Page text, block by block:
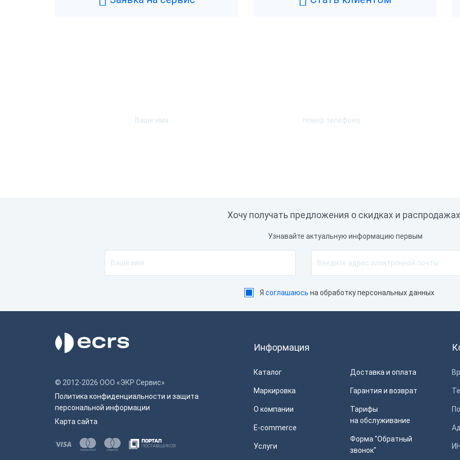
Хочу получать предложения о скидках и
Узнавайте актуальную информацию первым
Я соглашаюсь на обработку персональных данных
© 2012-2026 ООО «ЭКР Сервис»
Политика конфиденциальности и защита
персональной информации
Карта сайта
Информация
Каталог
Маркировка
О компании
E-commerce
Услуги
Доставка и оплата
Гарантия и возврат
Тарифы
на обслуживание
Форма "Обратный
звонок"